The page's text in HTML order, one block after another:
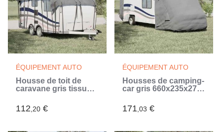
ÉQUIPEMENT AUTO
Housse de toit de
caravane gris tissu
112,20 €
ÉQUIPEMENT AUTO
Housses de camping-
car gris 660x235x275
(Gris)
171,03 €